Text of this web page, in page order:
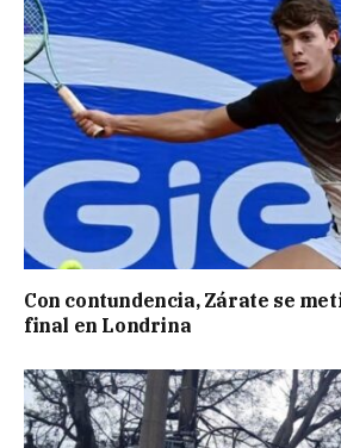
Con contundencia, Zárate se
final en Londrina